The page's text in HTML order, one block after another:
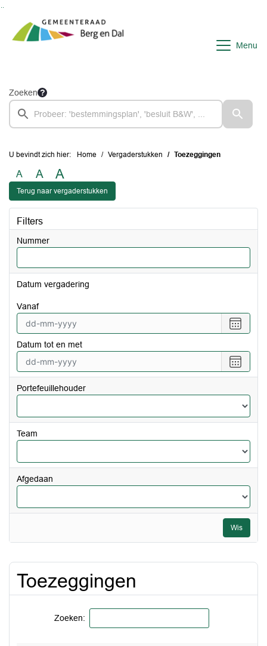
Menu
Zoeken
U bevindt zich hier: Home Vergaderstukken Toezeggingen
A A A
Terug naar vergaderstukken
Filters
Nummer
Datum vergadering
vanaf
een
vanaf
Datum tot en met
een
tot
en
met
Portefeuillehouder
Team
Afgedaan
Wis
Toezeggingen
Zoeken: